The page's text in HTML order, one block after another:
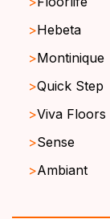
Hebeta
Montinique
Quick Step
Viva Floors
Sense
Ambiant